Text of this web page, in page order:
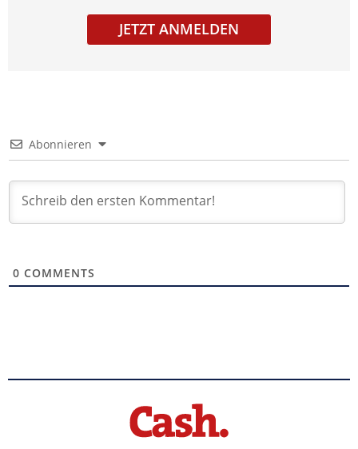
JETZT ANMELDEN
Abonnieren
0 COMMENTS